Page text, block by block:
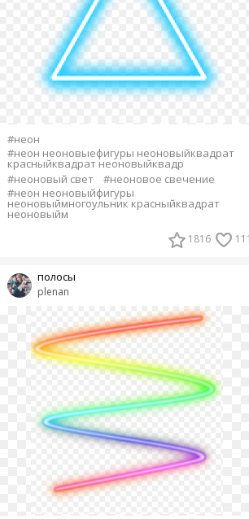
#неон
#неон неоновыефигуры неоновыйквадрат
красныйквадрат неоновыйквадр
#неоновый свет
#неоновое свечение
#неон неоновыйфигуры
неоновыймногоульник красныйквадрат
неоновыйм
1816 111
plenan
полосы